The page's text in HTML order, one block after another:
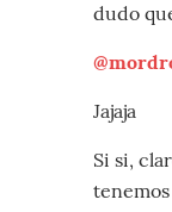
dudo
Jajaja
Si si,